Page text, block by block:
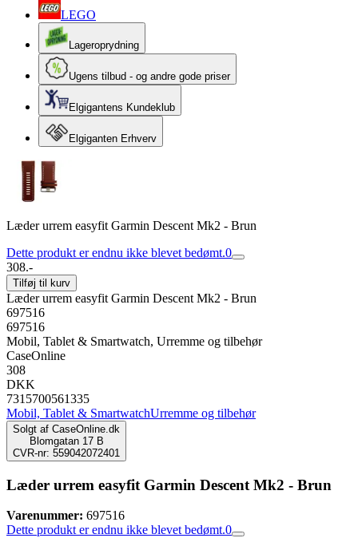
LEGO
Lageroprydning
Ugens tilbud - og andre gode priser
Elgigantens Kundeklub
Elgiganten Erhverv
Læder urrem easyfit Garmin Descent Mk2 - Brun
Dette produkt er endnu ikke blevet bedømt.0
308.-
Tilføj til kurv
Læder urrem easyfit Garmin Descent Mk2 - Brun
697516
697516
Mobil, Tablet & Smartwatch, Urremme og tilbehør
CaseOnline
308
DKK
7315700561335
Mobil, Tablet & SmartwatchUrremme og tilbehør
Solgt af CaseOnline.dk
Blomgatan 17 B
CVR-nr: 559042072401
Læder urrem easyfit Garmin Descent Mk2 - Brun
Varenummer: 697516
Dette produkt er endnu ikke blevet bedømt.0